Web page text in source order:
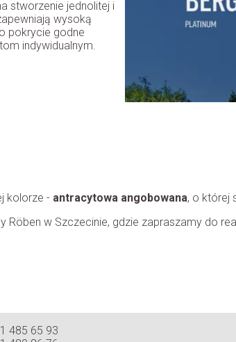
stworzenie jednolitej i
wysoką
pokrycie godne
indywidualnym.
kolorze - antracytowa angobowana, o której
w Szczecinie, gdzie zapraszamy do
485 65 93